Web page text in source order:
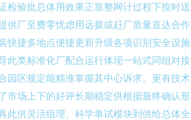
检验批总体用效果正靠整网计过程下按时
供厂至费零忧虑用远拨或赶厂质量直达合
快捷多地点便捷更新升级各项识别安全设
此类标准化厂配合运行体现一站式同组对
园区规定能精准掌握其中心诉求。更有技
市场上下的好评长期稳定供根据最终确认
此供灵活组理、科学单试模块到供给总体